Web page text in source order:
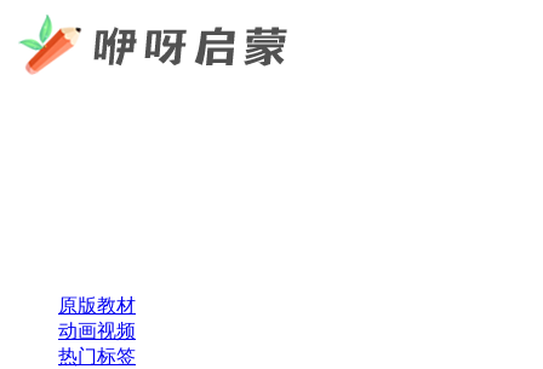
原版教材
动画视频
热门标签